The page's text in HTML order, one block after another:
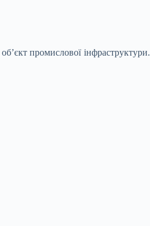
промислової інфраструктури.